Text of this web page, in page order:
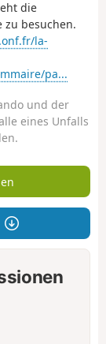
die
zu besuchen.
la-
pa...
und der
eines Unfalls